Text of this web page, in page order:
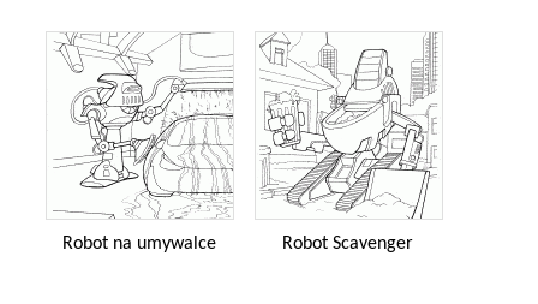
Robot na umywalce Robot Scavenger